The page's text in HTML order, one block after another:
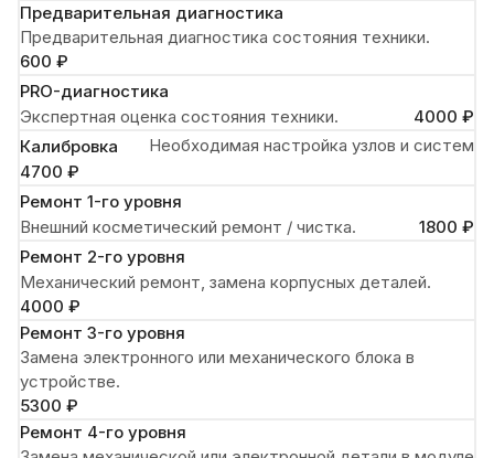
Предварительная диагностика
Предварительная диагностика состояния техники.
600 ₽
PRO-диагностика
Экспертная оценка состояния техники.
4000 ₽
Калибровка
Необходимая настройка узлов и систем
4700 ₽
Ремонт 1-го уровня
Внешний косметический ремонт / чистка.
1800 ₽
Ремонт 2-го уровня
Механический ремонт, замена корпусных деталей.
4000 ₽
Ремонт 3-го уровня
Замена электронного или механического блока в
устройстве.
5300 ₽
Ремонт 4-го уровня